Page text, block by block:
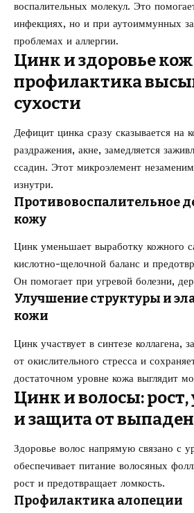
воспалительных молекул. Это
инфекциях, но и при аутоиммунных
проблемах и аллергии.
Цинк и здоровье
профилактика
сухости
Дефицит цинка сразу сказывается на
раздражения, акне, замедляется
ссадин. Этот микроэлемент
изнутри.
Противовоспалительное
кожу
Цинк уменьшает выработку кожного
кислотно-щелочной баланс и
Он помогает при угревой болезни,
Улучшение структуры и
кожи
Цинк участвует в синтезе коллагена,
от окислительного стресса и
достаточном уровне кожа выглядит
Цинк и волосы:
и защита от
Здоровье волос напрямую связано с
обеспечивает питание волосяных
рост и предотвращает ломкость.
Профилактика алопеции